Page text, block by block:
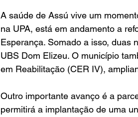
A saúde de Assú vive um
na UPA, está em andamento a
Esperança. Somado a isso, duas
UBS Dom Elizeu. O município
em Reabilitação (CER IV),
Outro importante avanço é a
permitirá a implantação de uma